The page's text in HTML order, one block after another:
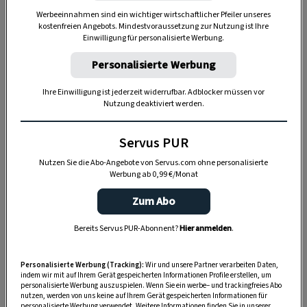
Griller-Artengeeignet. Holzkohle, Briketts,
Gasgriller - es funktioniert immer.
Anleitung zum Grillen mit dem
Räucherbrett
Grillbrett zunächst 1 (besser 2-3) Stunden
Wasser quellen lassen. So verbrennt es nicht
und kann seine Aromastoffe langsam
Den Grill – Gas und Holzkohle eignen sich
Grillbrett ein paar Minuten in den
geschlossenen vorgeheizten Grill legen
Werbeeinnahmen sind ein wichtiger wirtschaftlicher Pfeiler unseres
kostenfreien Angebots. Mindestvoraussetzung zur Nutzung ist Ihre
Einwilligung für personalisierte Werbung.
Personalisierte Werbung
Ihre Einwilligung ist jederzeit widerrufbar. Adblocker müssen vor
Nutzung deaktiviert werden.
Servus PUR
Nutzen Sie die Abo-Angebote von Servus.com ohne personalisierte
Werbung ab 0,99 €/Monat
Zum Abo
Bereits Servus PUR-Abonnent?Hier anmelden.
Personalisierte Werbung (Tracking): Wir und unsere Partner verarbeiten Daten,
indem wir mit auf Ihrem Gerät gespeicherten Informationen Profile erstellen, um
personalisierte Werbung auszuspielen. Wenn Sie ein werbe– und trackingfreies Abo
nutzen, werden von uns keine auf Ihrem Gerät gespeicherten Informationen für